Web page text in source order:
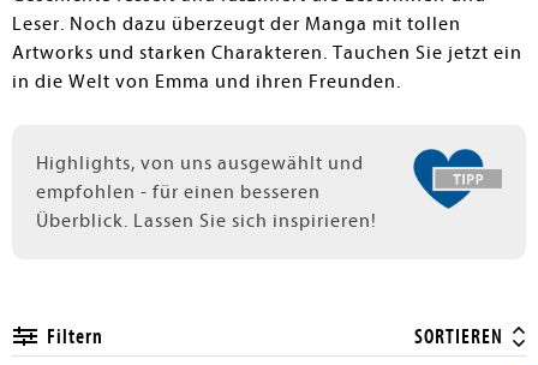
Leser. Noch dazu überzeugt der Manga mit tollen
Artworks und starken Charakteren. Tauchen Sie jetzt ein
in die Welt von Emma und ihren Freunden.
Highlights, von uns ausgewählt und
empfohlen - für einen besseren
Überblick. Lassen Sie sich inspirieren!
Filtern SORTIEREN